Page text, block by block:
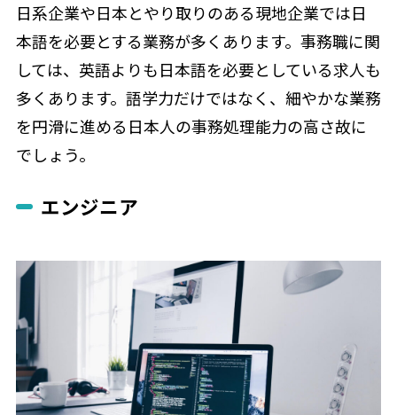
日系企業や日本とやり取りのある現地企業では日
本語を必要とする業務が多くあります。事務職に関
しては、英語よりも日本語を必要としている求人も
多くあります。語学力だけではなく、細やかな業務
を円滑に進める日本人の事務処理能力の高さ故に
でしょう。
エンジニア